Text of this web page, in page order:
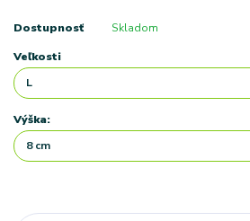
Dostupnosť Skladom
Veľkosti
Výška: